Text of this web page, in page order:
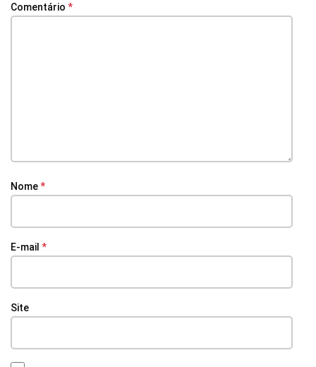
Comentário *
Nome*
E-mail *
Site